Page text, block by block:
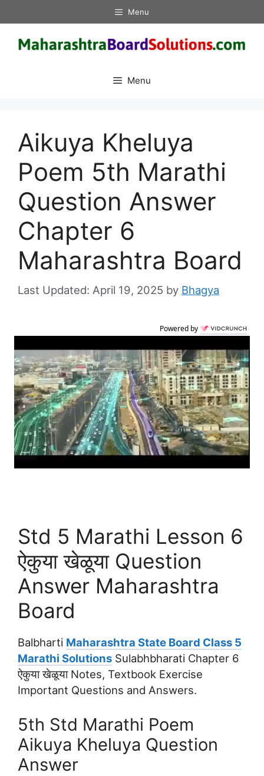
to
content
Menu
Menu
Aikuya Kheluya
Poem 5th Marathi
Question Answer
Chapter 6
Maharashtra Board
April 19, 2025 by Bhagya
Powered by
Std 5 Marathi Lesson 6
ऐकुया खेळूया Question
Answer Maharashtra
Board
Balbharti Maharashtra State Board Class 5
Marathi Solutions Sulabhbharati Chapter 6
ऐकुया खेळूया Notes, Textbook Exercise
Important Questions and Answers.
5th Std Marathi Poem
Aikuya Kheluya Question
Answer